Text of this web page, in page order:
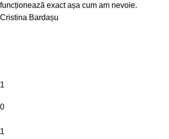
funcționează exact așa cum am nevoie.
Cristina Bardașu
1
0
1